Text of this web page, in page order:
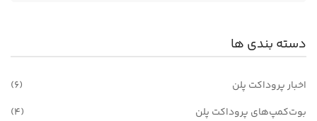
دسته بندی ها
اخبار پروداکت پلن
(6)
بوت‌کمپ‌های پروداکت پلن
(4)